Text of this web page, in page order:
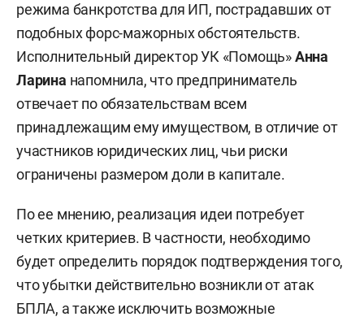
режима банкротства для ИП, пострадавших от
подобных форс-мажорных обстоятельств.
Исполнительный директор УК «Помощь»Анна
Ларина напомнила, что предприниматель
отвечает по обязательствам всем
принадлежащим ему имуществом, в отличие от
участников юридических лиц, чьи риски
ограничены размером доли в капитале.
По ее мнению, реализация идеи потребует
четких критериев. В частности, необходимо
будет определить порядок подтверждения того,
что убытки действительно возникли от атак
БПЛА, а также исключить возможные